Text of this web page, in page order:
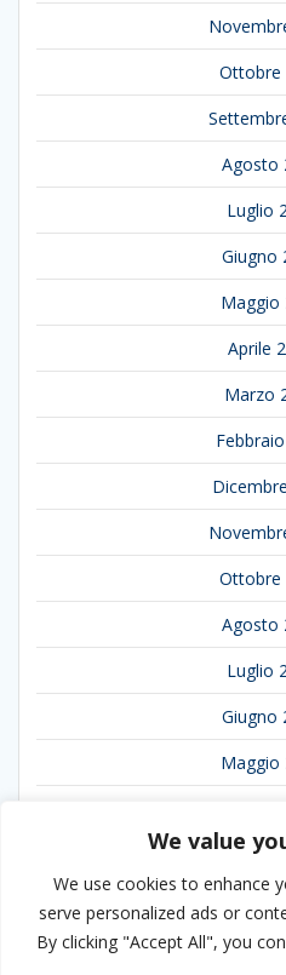
We value
We use cookies to enhance
serve personalized ads or
By clicking "Accept All", you
Ottobre
Agosto
Luglio
Giugno
Maggio
Aprile
Marzo
Ottobre
Agosto
Luglio
Giugno
Maggio
Marzo
Febbraio